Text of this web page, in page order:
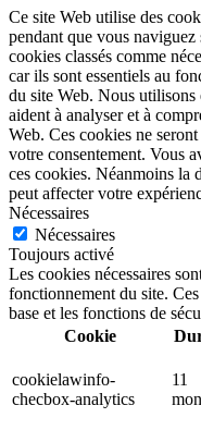
Ce site Web utilise des
pendant que vous
cookies classés comme
car ils sont essentiels au
du site Web. Nous utilisons
aident à analyser et à
Web. Ces cookies ne
votre consentement. Vous
ces cookies. Néanmoins la
peut affecter votre
Nécessaires
Nécessaires
Toujours activé
Les cookies nécessaires
fonctionnement du site.
base et les fonctions de
Cookie
cookielawinfo-
checbox-analytics
11